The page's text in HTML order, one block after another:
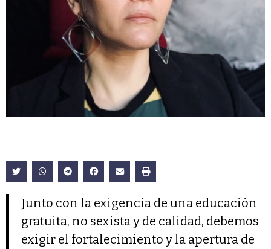
Junto con la exigencia de una educación
gratuita, no sexista y de calidad, debemos
exigir el fortalecimiento y la apertura de